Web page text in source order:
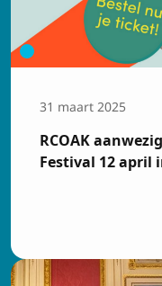
31 maart 2025
RCOAK
Festival 12 april